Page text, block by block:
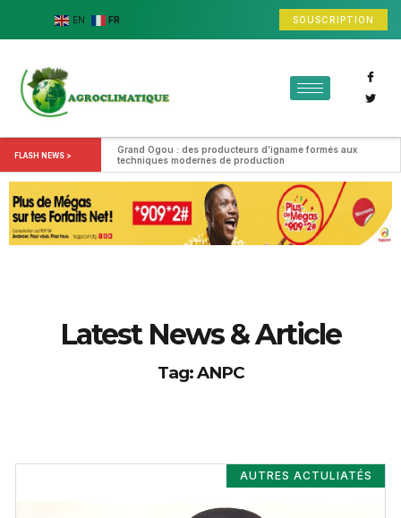
EN FR SOUSCRIPTION
FLASH NEWS >
Grand Ogou : des producteurs d’igname formés aux
techniques modernes de production
Latest News & Article
Tag: ANPC
AUTRES ACTULIATÉS